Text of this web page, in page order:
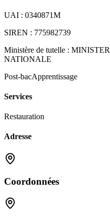
UAI : 0340871M
SIREN : 775982739
Ministère de tutelle :
NATIONALE
Post-bacApprentissage
Services
Restauration
Adresse
Coordonnées